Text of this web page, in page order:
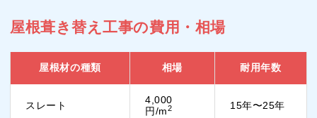
屋根葺き替え工事の費用・相場
屋根材の種類 相場 耐用年数
スレート
4,000
円/m2 15年〜25年